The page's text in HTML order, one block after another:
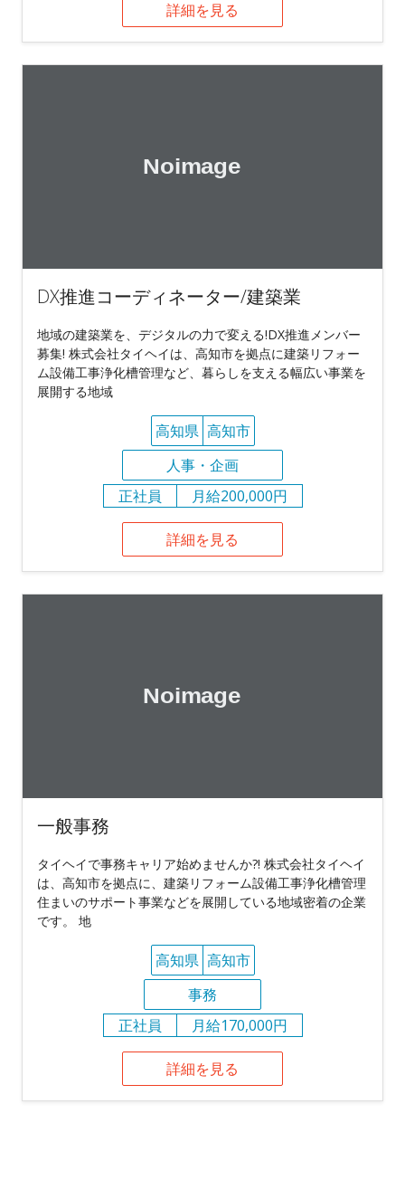
詳細を見る
DX推進コーディネーター/建築業
地域の建築業を、デジタルの力で変える!DX推進メンバー
募集! 株式会社タイヘイは、高知市を拠点に建築リフォー
ム設備工事浄化槽管理など、暮らしを支える幅広い事業を
展開する地域
高知県 高知市
人事・企画
正社員
月給200,000円
詳細を見る
一般事務
タイヘイで事務キャリア始めませんか?! 株式会社タイヘイ
は、高知市を拠点に、建築リフォーム設備工事浄化槽管理
住まいのサポート事業などを展開している地域密着の企業
です。 地
高知県 高知市
事務
正社員
月給170,000円
詳細を見る